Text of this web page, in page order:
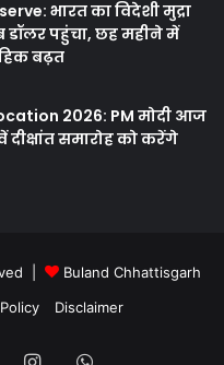
भारत का विदेशी मुद्रा
डॉलर पहुंचा, छह महीने में
बढ़त
2026: PM मोदी आज
दीक्षांत समारोह को करेंगे
|
Buland Chhattisgarh
Disclaimer